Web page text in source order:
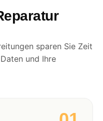
sparen Sie Zeit
und Ihre